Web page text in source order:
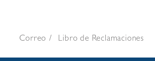
Correo Libro de Reclamaciones